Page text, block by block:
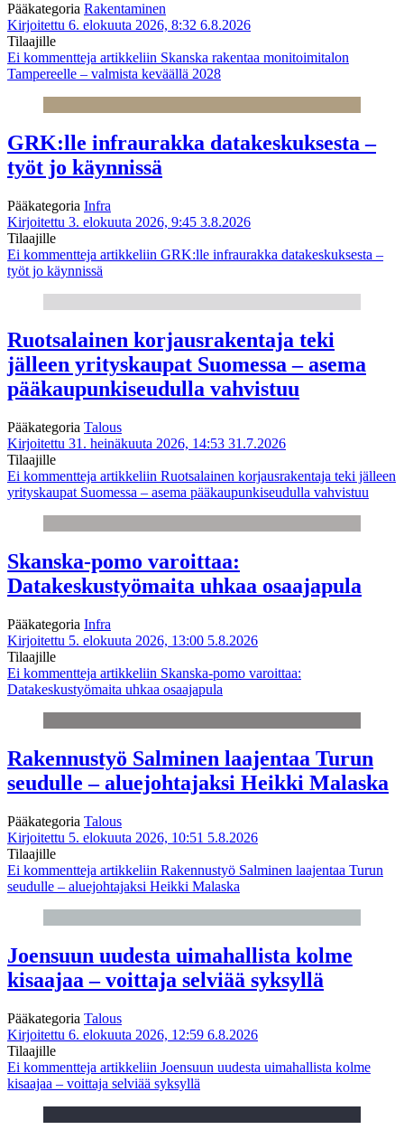
Pääkategoria Rakentaminen
Kirjoitettu 6. elokuuta 2026, 8:32 6.8.2026
Tilaajille
Ei kommentteja artikkeliin Skanska rakentaa monitoimitalon
Tampereelle – valmista keväällä 2028
GRK:lle infraurakka datakeskuksesta –
työt jo käynnissä
Pääkategoria Infra
Kirjoitettu 3. elokuuta 2026, 9:45 3.8.2026
Tilaajille
Ei kommentteja artikkeliin GRK:lle infraurakka datakeskuksesta –
työt jo käynnissä
Ruotsalainen korjausrakentaja teki
jälleen yrityskaupat Suomessa – asema
pääkaupunkiseudulla vahvistuu
Pääkategoria Talous
Kirjoitettu 31. heinäkuuta 2026, 14:53 31.7.2026
Tilaajille
Ei kommentteja artikkeliin Ruotsalainen korjausrakentaja teki jälleen
yrityskaupat Suomessa – asema pääkaupunkiseudulla vahvistuu
Skanska-pomo varoittaa:
Datakeskustyömaita uhkaa osaajapula
Pääkategoria Infra
Kirjoitettu 5. elokuuta 2026, 13:00 5.8.2026
Tilaajille
Ei kommentteja artikkeliin Skanska-pomo varoittaa:
Datakeskustyömaita uhkaa osaajapula
Rakennustyö Salminen laajentaa Turun
seudulle – aluejohtajaksi Heikki Malaska
Pääkategoria Talous
Kirjoitettu 5. elokuuta 2026, 10:51 5.8.2026
Tilaajille
Ei kommentteja artikkeliin Rakennustyö Salminen laajentaa Turun
seudulle – aluejohtajaksi Heikki Malaska
Joensuun uudesta uimahallista kolme
kisaajaa – voittaja selviää syksyllä
Pääkategoria Talous
Kirjoitettu 6. elokuuta 2026, 12:59 6.8.2026
Tilaajille
Ei kommentteja artikkeliin Joensuun uudesta uimahallista kolme
kisaajaa – voittaja selviää syksyllä